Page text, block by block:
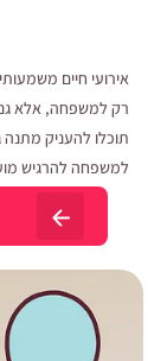
אירועי חיים
רק למשפחה, אלא גם
תוכלו להעניק
למשפחה להרגיש